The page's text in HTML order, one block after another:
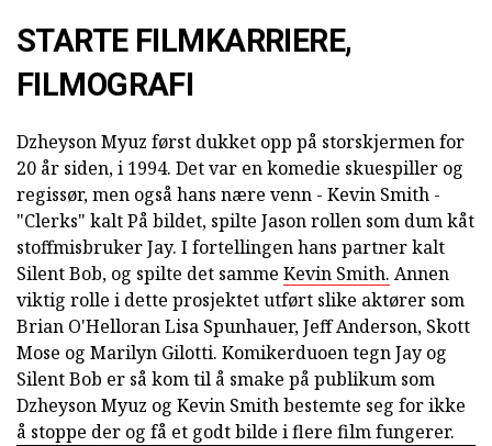
STARTE FILMKARRIERE,
FILMOGRAFI
Dzheyson Myuz først dukket opp på storskjermen for
20 år siden, i 1994. Det var en komedie skuespiller og
regissør, men også hans nære venn - Kevin Smith -
"Clerks" kalt På bildet, spilte Jason rollen som dum kåt
stoffmisbruker Jay. I fortellingen hans partner kalt
Silent Bob, og spilte det samme Kevin Smith. Annen
viktig rolle i dette prosjektet utført slike aktører som
Brian O'Helloran Lisa Spunhauer, Jeff Anderson, Skott
Mose og Marilyn Gilotti. Komikerduoen tegn Jay og
Silent Bob er så kom til å smake på publikum som
Dzheyson Myuz og Kevin Smith bestemte seg for ikke
å stoppe der og få et godt bilde i flere film fungerer.